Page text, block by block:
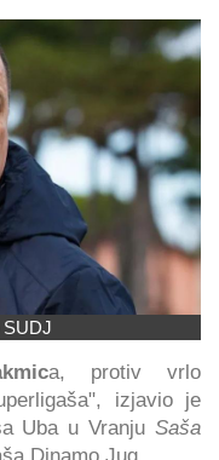
a, protiv vrlo
izjavio je
Uba u Vranju Saša
Dinamo Jug.